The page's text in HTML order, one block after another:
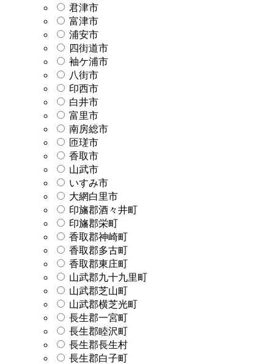
君津市
富津市
浦安市
四街道市
袖ケ浦市
八街市
印西市
白井市
富里市
南房総市
匝瑳市
香取市
山武市
いすみ市
大網白里市
印旛郡酒々井町
印旛郡栄町
香取郡神崎町
香取郡多古町
香取郡東庄町
山武郡九十九里町
山武郡芝山町
山武郡横芝光町
長生郡一宮町
長生郡睦沢町
長生郡長生村
長生郡白子町